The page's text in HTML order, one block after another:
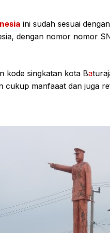
ini sudah sesuai
dengan nomor nomor
kode singkatan kota Ba
cukup manfaaat dan juga